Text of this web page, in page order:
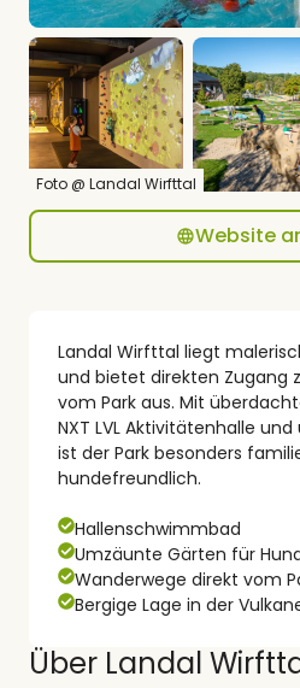
Foto @ Landal Wirfttal
Website
Landal Wirfttal liegt
und bietet direkten Zugang
vom Park aus. Mit
NXT LVL Aktivitätenhalle
ist der Park besonders
hundefreundlich.
Hallenschwimmbad
Umzäunte Gärten für
Wanderwege direkt vom
Bergige Lage in der
Über Landal